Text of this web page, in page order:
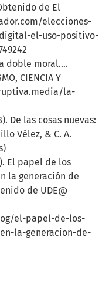
de El
elecciones-
el-uso-positivo-
doble moral….
CIENCIA Y
la-
De las cosas nuevas:
Vélez, & C. A.
El papel de los
la generación de
de UDE@
el-papel-de-los-
la-generacion-de-